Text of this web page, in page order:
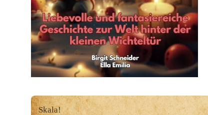
Skala!